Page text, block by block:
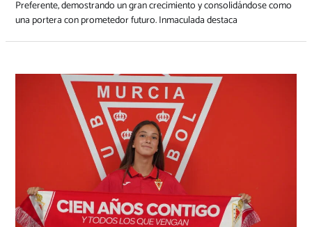
Preferente, demostrando un gran crecimiento y consolidándose como
una portera con prometedor futuro. Inmaculada destaca